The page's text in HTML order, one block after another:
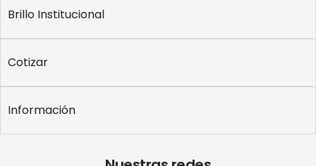
Brillo Institucional
Cotizar
Información